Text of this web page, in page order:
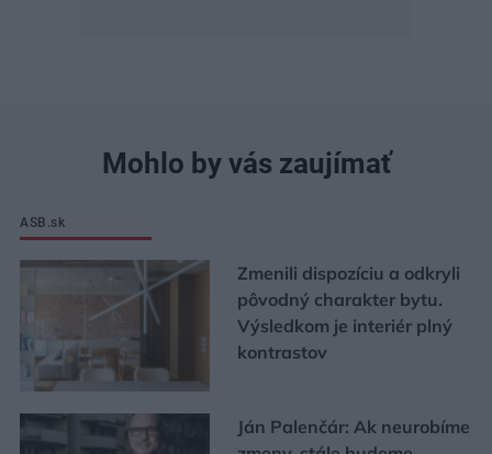
Mohlo by vás zaujímať
ASB.sk
Zmenili dispozíciu a odkryli
pôvodný charakter bytu.
Výsledkom je interiér plný
kontrastov
Ján Palenčár: Ak neurobíme